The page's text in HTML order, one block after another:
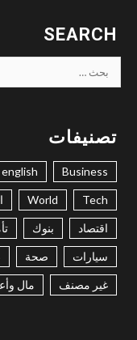
SEARCH
البحث
عن:
تصنيفات
Business
english
Tech
World
اقتصاد بنوك
سيارات صحة
غير مصنف مال